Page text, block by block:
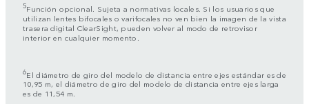
5Función opcional. Sujeta a normativas locales. Si los usuarios que
utilizan lentes bifocales o varifocales no ven bien la imagen de la vista
trasera digital ClearSight, pueden volver al modo de retrovisor
interior en cualquier momento.
6El diámetro de giro del modelo de distancia entre ejes estándar es de
10,95 m, el diámetro de giro del modelo de distancia entre ejes larga
es de 11,54 m.